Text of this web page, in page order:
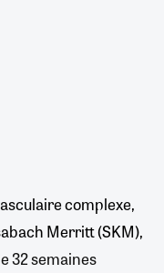
complexe,
Merritt (SKM),
32 semaines